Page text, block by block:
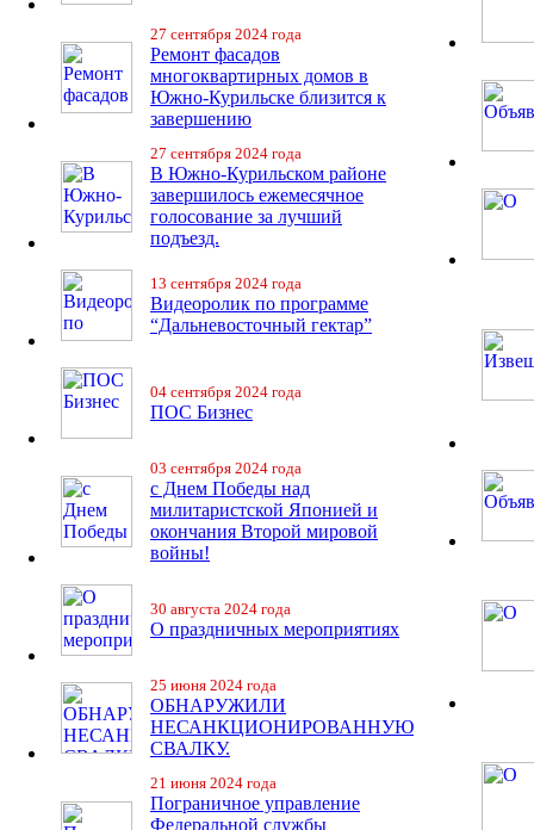
27 сентября 2024 года
Ремонт фасадов
многоквартирных домов в
Южно-Курильске близится к
завершению
27 сентября 2024 года
В Южно-Курильском районе
завершилось ежемесячное
голосование за лучший
подъезд.
13 сентября 2024 года
Видеоролик по программе
“Дальневосточный гектар”
04 сентября 2024 года
ПОС Бизнес
03 сентября 2024 года
с Днем Победы над
милитаристской Японией и
окончания Второй мировой
войны!
30 августа 2024 года
О праздничных мероприятиях
25 июня 2024 года
ОБНАРУЖИЛИ
НЕСАНКЦИОНИРОВАННУЮ
СВАЛКУ.
21 июня 2024 года
Пограничное управление
Федеральной службы